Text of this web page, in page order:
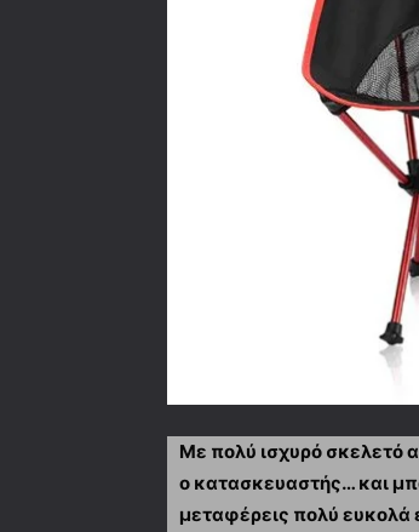
Με πολύ ισχυρό σκελετό
ο κατασκευαστής… και
μεταφέρεις πολύ ευκολά